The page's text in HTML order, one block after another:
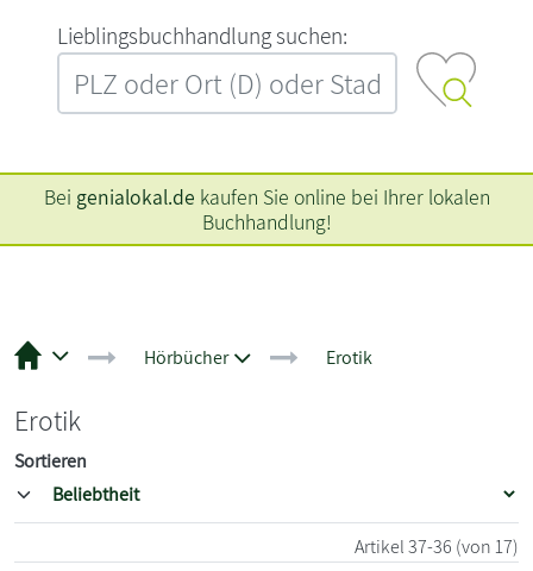
L‍i‍e‍b‍l‍i‍n‍g‍s‍b‍u‍c‍h‍h‍a‍n‍d‍l‍u‍n‍g‍ ‍s‍u‍c‍h‍e‍n‍:‍
Bei genialokal.de kaufen Sie online bei Ihrer lokalen
Buchhandlung!
Hörbücher Erotik
Erotik
Sortieren
Artikel37-36 (von 17)